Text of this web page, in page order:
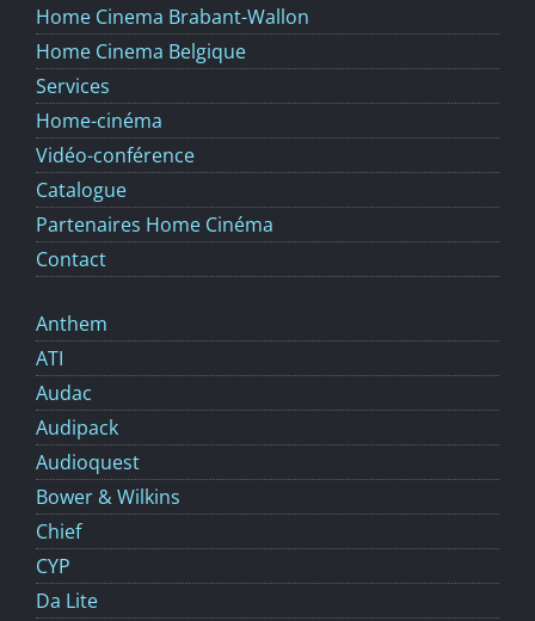
Home Cinema Brabant-Wallon
Home Cinema Belgique
Services
Home-cinéma
Vidéo-conférence
Catalogue
Partenaires Home Cinéma
Contact
Anthem
ATI
Audac
Audipack
Audioquest
Bower & Wilkins
Chief
CYP
Da Lite